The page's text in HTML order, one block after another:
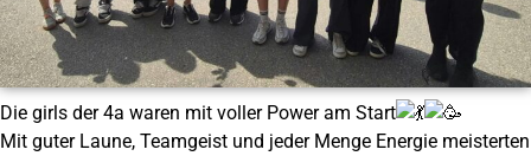
Die girls der 4a waren mit voller Power am Start
Mit guter Laune, Teamgeist und jeder Menge Energie meisterten